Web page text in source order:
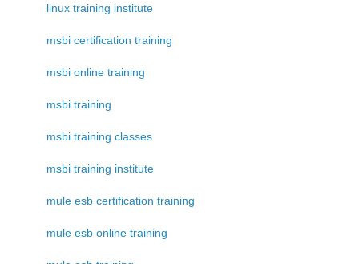
linux training institute
msbi certification training
msbi online training
msbi training
msbi training classes
msbi training institute
mule esb certification training
mule esb online training